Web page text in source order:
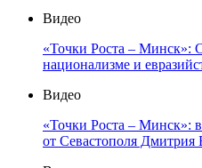
Видео
«Точки Роста – Минск»:
национализме и
Видео
«Точки Роста – Минск»:
от Севастополя Дмитрия